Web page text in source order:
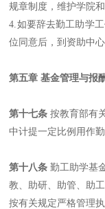
规章制度，维护学院
4.如要辞去勤工助学
位同意后，到资助中
第五章 基金管理与报
第十七条 按教育部有
中计提一定比例用作勤
第十八条 勤工助学基
教、助研、助管、助
按有关规定严格管理执